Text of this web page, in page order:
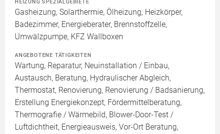
HEIZUNG SPEZIALGEBIETE
Gasheizung, Solarthermie, Ölheizung, Heizkörper,
Badezimmer, Energieberater, Brennstoffzelle,
Umwälzpumpe, KFZ Wallboxen
ANGEBOTENE TÄTIGKEITEN
Wartung, Reparatur, Neuinstallation / Einbau,
Austausch, Beratung, Hydraulischer Abgleich,
Thermostat, Renovierung, Renovierung / Badsanierung,
Erstellung Energiekonzept, Fördermittelberatung,
Thermografie / Wärmebild, Blower-Door-Test /
Luftdichtheit, Energieausweis, Vor-Ort Beratung,